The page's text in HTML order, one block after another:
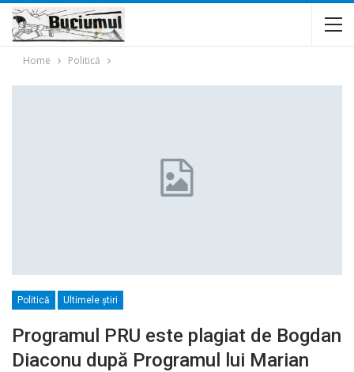
Home Politică
Politică Ultimele ştiri
Programul PRU este plagiat de Bogdan
Diaconu după Programul lui Marian